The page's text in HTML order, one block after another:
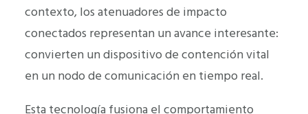
contexto, los atenuadores de impacto
conectados representan un avance interesante:
convierten un dispositivo de contención vital
en un nodo de comunicación en tiempo real.
Esta tecnología fusiona el comportamiento